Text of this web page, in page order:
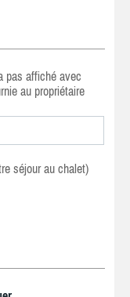
pas affiché avec
au propriétaire
séjour au chalet)